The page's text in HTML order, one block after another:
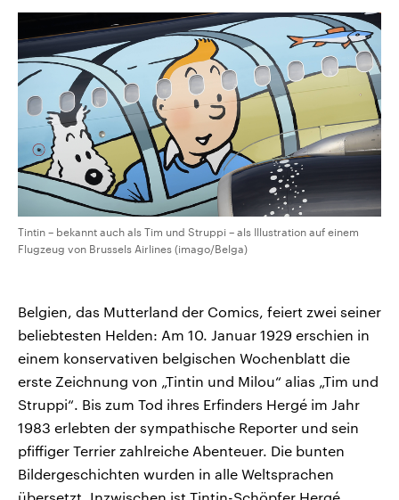
Tintin – bekannt auch als Tim und Struppi – als Illustration auf einem
Flugzeug von Brussels Airlines (imago/Belga)
Belgien, das Mutterland der Comics, feiert zwei seiner
beliebtesten Helden: Am 10. Januar 1929 erschien in
einem konservativen belgischen Wochenblatt die
erste Zeichnung von „Tintin und Milou“ alias „Tim und
Struppi“. Bis zum Tod ihres Erfinders Hergé im Jahr
1983 erlebten der sympathische Reporter und sein
pfiffiger Terrier zahlreiche Abenteuer. Die bunten
Bildergeschichten wurden in alle Weltsprachen